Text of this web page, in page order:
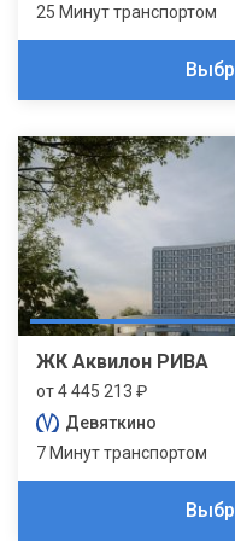
25 Минут транспортом
ЖК Аквилон РИВА
от 4 445 213 ₽
Девяткино
7 Минут транспортом